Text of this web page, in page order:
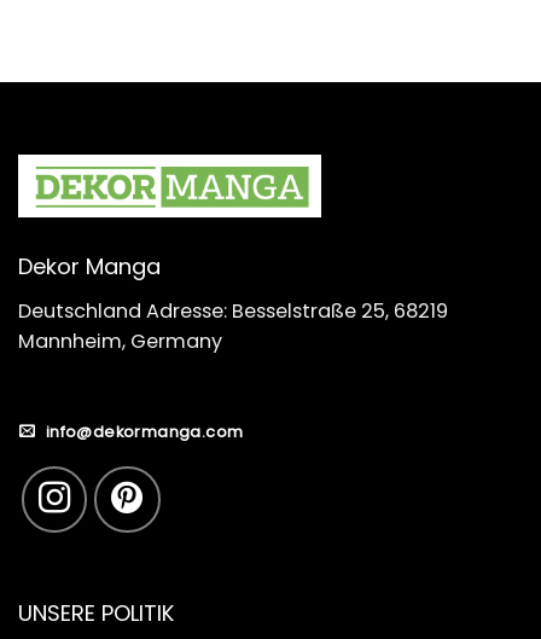
Dekor Manga
Deutschland Adresse: Besselstraße 25, 68219
Mannheim, Germany
info@dekormanga.com
UNSERE POLITIK